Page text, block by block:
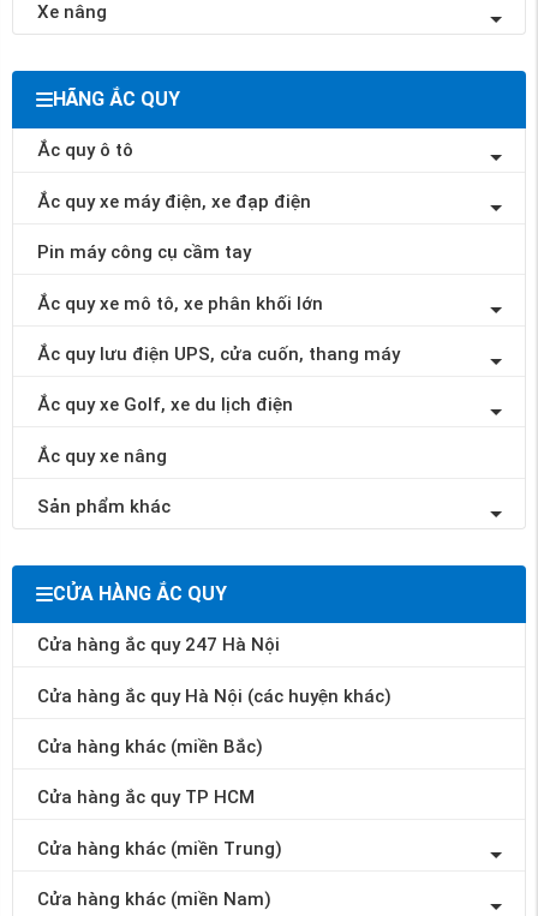
Xe nâng
HÃNG ẮC QUY
Ắc quy ô tô
Ắc quy xe máy điện, xe đạp điện
Pin máy công cụ cầm tay
Ắc quy xe mô tô, xe phân khối lớn
Ắc quy lưu điện UPS, cửa cuốn, thang máy
Ắc quy xe Golf, xe du lịch điện
Ắc quy xe nâng
Sản phẩm khác
CỬA HÀNG ẮC QUY
Cửa hàng ắc quy 247 Hà Nội
Cửa hàng ắc quy Hà Nội (các huyện khác)
Cửa hàng khác (miền Bắc)
Cửa hàng ắc quy TP HCM
Cửa hàng khác (miền Trung)
Cửa hàng khác (miền Nam)